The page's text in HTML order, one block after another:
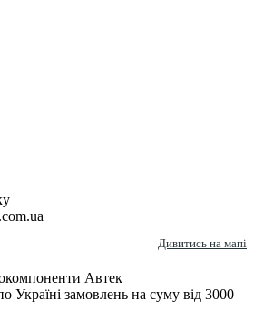
Дивитись на мапі
Автек
Україні замовлень на суму від 3000